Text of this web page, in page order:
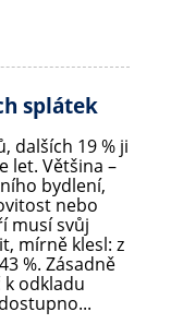
splátek
dalších 19 % ji
let. Většina –
bydlení,
nebo
musí svůj
mírně klesl: z
%. Zásadně
odkladu